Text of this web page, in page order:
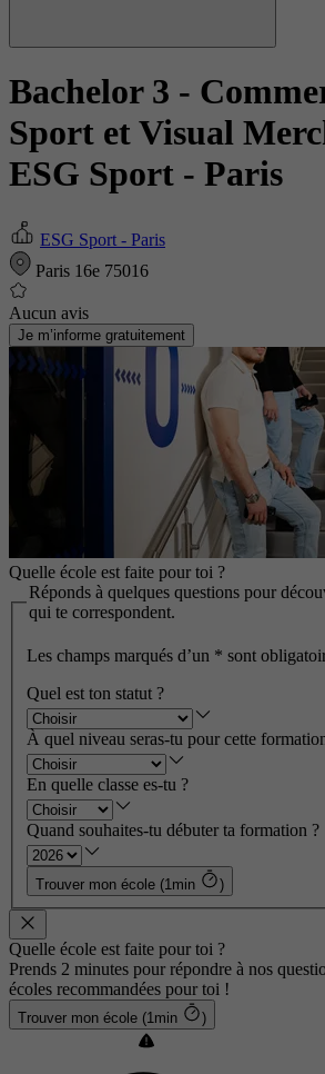
Bachelor 3 -
Sport et Visual
ESG Sport - Paris
ESG Sport - Paris
Paris 16e 75016
Aucun avis
Je m’informe gratuitement
Quelle école est faite pour toi ?
Réponds à quelques questions pour
qui te correspondent.
Les champs marqués d’un * sont
Quel est ton statut ?
À quel niveau seras-tu pour cette
En quelle classe es-tu ?
Quand souhaites-tu débuter ta formation ?
Trouver mon école (1min )
Quelle école est faite pour toi ?
Prends 2 minutes pour répondre à nos
écoles recommandées pour toi !
Trouver mon école (1min )